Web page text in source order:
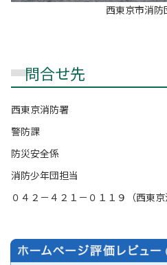
西東京市消防
問合せ先
西東京消防署
警防課
防災安全係
消防少年団担当
０４２－４２１－０１１９（西東京